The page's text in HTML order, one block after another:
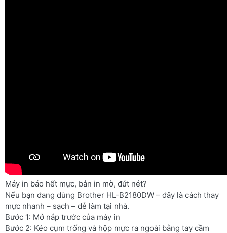
Máy in báo hết mực, bản in mờ, đứt nét?
Nếu bạn đang dùng Brother HL-B2180DW – đây là cách thay
mực nhanh – sạch – dễ làm tại nhà.
Bước 1: Mở nắp trước của máy in
Bước 2: Kéo cụm trống và hộp mực ra ngoài bằng tay cầm